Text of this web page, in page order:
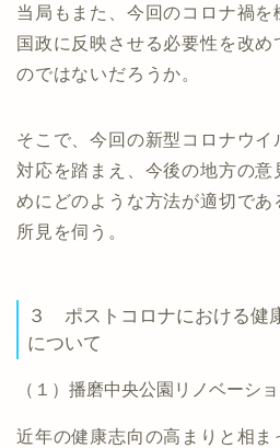
当局もまた、今回のコロナ禍を
国政に反映させる必要性を改め
のではないだろうか。
そこで、今回の新型コロナウ
対応を踏まえ、今後の地方の意
めにどのような方法が適切で
所見を伺う。
３ ポストコロナにおける健
について
（１）播磨中央公園リノベーシ
近年の健康志向の高まりと相ま